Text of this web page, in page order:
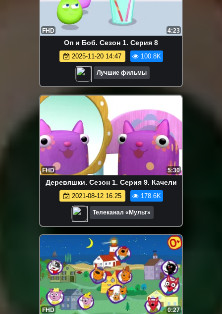
FHD 4:23
Оп и Боб. Сезон 1. Серия 8
2025-11-20 14:47 100.8K
Лучшие фильмы
FHD 5:30
Деревяшки. Сезон 1. Серия 9. Качели
2021-08-12 16:25 178.6K
Телеканал «Мульт»
FHD 0:27